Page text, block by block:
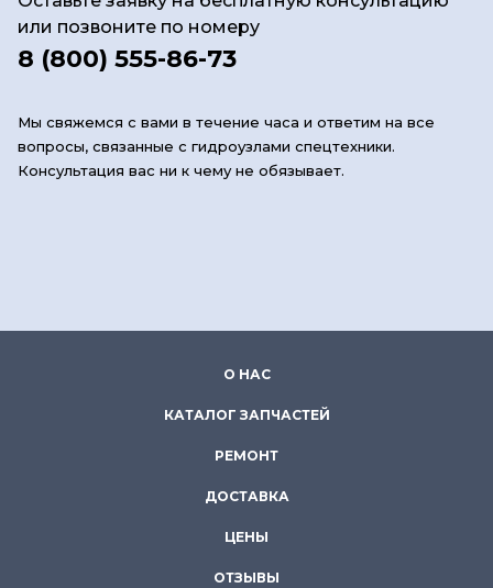
или позвоните по номеру
8 (800) 555-86-73
Мы свяжемся с вами в течение часа и ответим на все
вопросы, связанные с гидроузлами спецтехники.
Консультация вас ни к чему не обязывает.
О НАС
КАТАЛОГ ЗАПЧАСТЕЙ
РЕМОНТ
ДОСТАВКА
ЦЕНЫ
ОТЗЫВЫ